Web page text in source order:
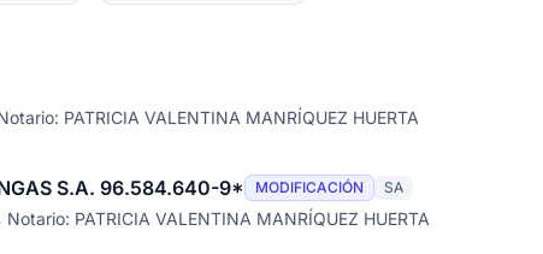
PATRICIA VALENTINA MANRÍQUEZ HUERTA
S.A. 96.584.640-9* MODIFICACIÓN SA
Notario: PATRICIA VALENTINA MANRÍQUEZ HUERTA